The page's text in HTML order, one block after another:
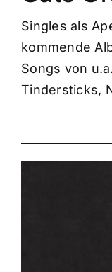
Singles als
kommende
Songs von
Tindersticks,